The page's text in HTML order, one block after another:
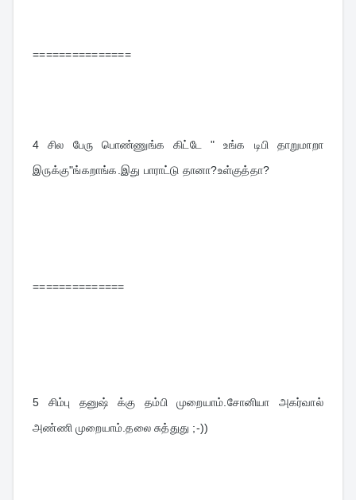
===============
4 சில பேரு பொண்ணுங்க கிட்டே " உங்க டிபி தாறுமாறா
இருக்கு"ங்கறாங்க.இது பாராட்டு தானா?உள்குத்தா?
==============
5 சிம்பு தனுஷ் க்கு தம்பி முறையாம்.சோனியா அகர்வால்
அண்ணி முறையாம்.தலை சுத்துது ;-))